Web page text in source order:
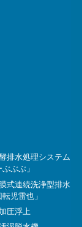
排水処理システム
ぶぶ」
式連続洗浄型排水
転児雷也」
圧浮上